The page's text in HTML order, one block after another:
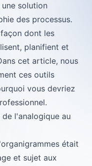
solution
des processus.
dont les
planifient et
cet article, nous
ces outils
vous devriez
l'analogique au
était
et sujet aux